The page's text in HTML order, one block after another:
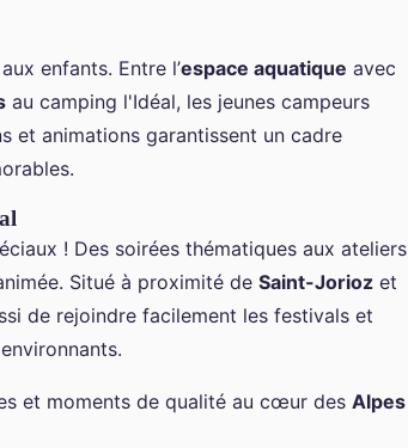
enfants. Entre l’espace aquatique avec
au camping l'Idéal, les jeunes campeurs
et animations garantissent un cadre
! Des soirées thématiques aux ateliers
Situé à proximité de Saint-Jorioz et
de rejoindre facilement les festivals et
et moments de qualité au cœur des Alpes